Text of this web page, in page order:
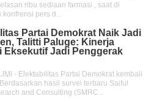
ribu sediaan farmasi , saat di
pers d...
Partai Demokrat Naik Jadi
Talitti Paluge: Kinerja
Eksekutif Jadi Penggerak
JMI - Elektabilitas Partai Demokrat kembali
hasil survei terbaru Saiful
and Consulting (SMRC...